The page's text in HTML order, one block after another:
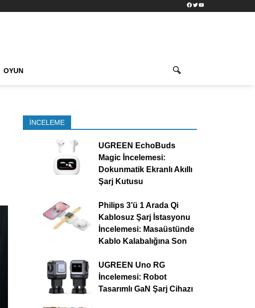
Facebook
TwitterYouTube
OYUN
İNCELEME
UGREEN EchoBuds
Magic İncelemesi:
Dokunmatik Ekranlı Akıllı
Şarj Kutusu
Philips 3’ü 1 Arada Qi
Kablosuz Şarj İstasyonu
İncelemesi: Masaüstünde
Kablo Kalabalığına Son
UGREEN Uno RG
İncelemesi: Robot
Tasarımlı GaN Şarj Cihazı